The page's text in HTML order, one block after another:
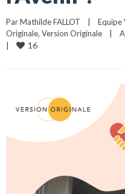
Par Mathilde FALLOT Equipe
Originale, Version Originale
16